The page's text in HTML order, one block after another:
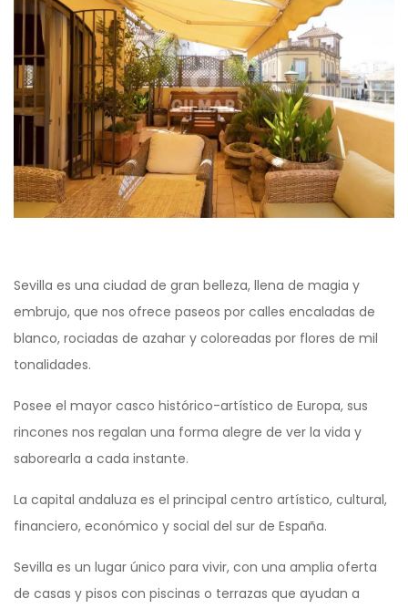
Sevilla es una ciudad de gran belleza, llena de magia y
embrujo, que nos ofrece paseos por calles encaladas de
blanco, rociadas de azahar y coloreadas por flores de mil
tonalidades.
Posee el mayor casco histórico-artístico de Europa, sus
rincones nos regalan una forma alegre de ver la vida y
saborearla a cada instante.
La capital andaluza es el principal centro artístico, cultural,
financiero, económico y social del sur de España.
Sevilla es un lugar único para vivir, con una amplia oferta
de casas y pisos con piscinas o terrazas que ayudan a